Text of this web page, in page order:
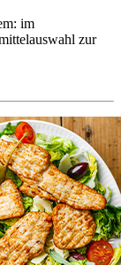
im
zur